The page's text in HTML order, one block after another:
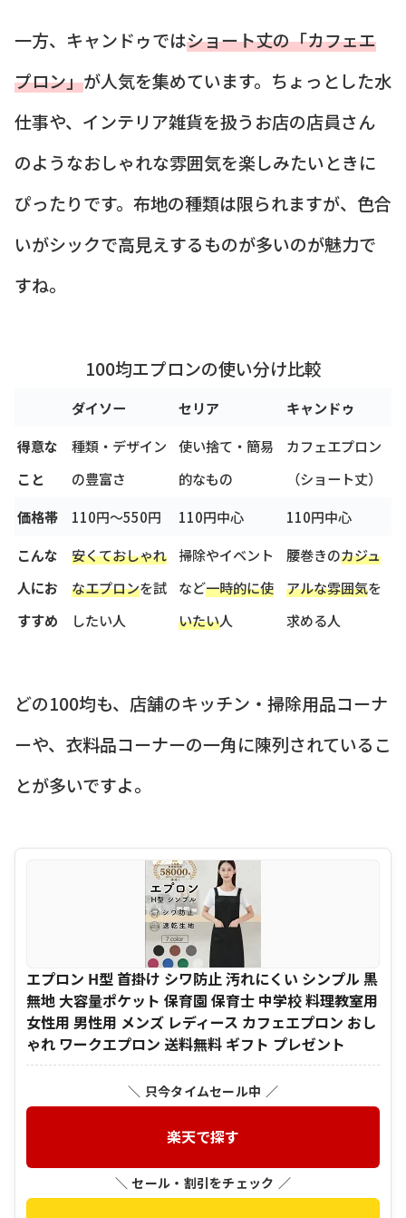
一方、キャンドゥではショート丈の「カフェエ
プロン」が人気を集めています。ちょっとした水
仕事や、インテリア雑貨を扱うお店の店員さん
のようなおしゃれな雰囲気を楽しみたいときに
ぴったりです。布地の種類は限られますが、色合
いがシックで高見えするものが多いのが魅力で
すね。
100均エプロンの使い分け比較
ダイソー セリア
キャンドゥ
得意な
こと
種類・デザイン
の豊富さ
使い捨て・簡易
的なもの
カフェエプロン
（ショート丈）
価格帯
110円～550円 110円中心
110円中心
こんな
人にお
すすめ
安くておしゃれ
なエプロンを試
したい人
掃除やイベント
など一時的に使
いたい人
腰巻きのカジュ
アルな雰囲気を
求める人
どの100均も、店舗のキッチン・掃除用品コーナ
ーや、衣料品コーナーの一角に陳列されているこ
とが多いですよ。
エプロン H型 首掛け シワ防止 汚れにくい シンプル 黒
無地 大容量ポケット 保育園 保育士 中学校 料理教室用
女性用 男性用 メンズ レディース カフェエプロン おし
ゃれ ワークエプロン 送料無料 ギフト プレゼント
＼ 只今タイムセール中 ／
楽天で探す
＼ セール・割引をチェック ／